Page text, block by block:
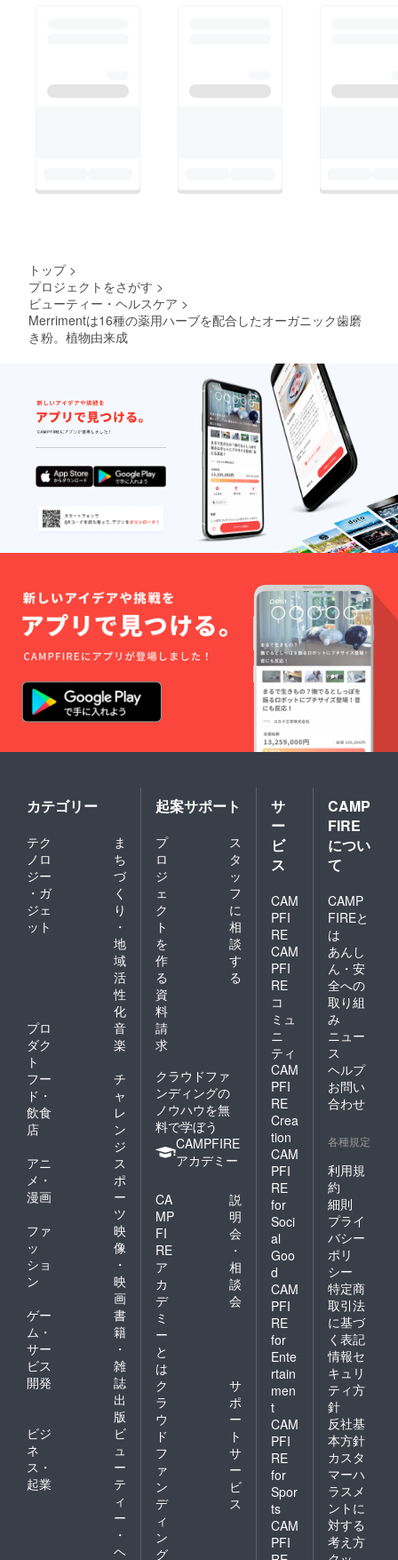
トップ >
プロジェクトをさがす >
ビューティー・ヘルスケア >
Merrimentは16種の薬用ハーブを配合したオーガニック歯磨
き粉。植物由来成
カテゴリー
テク
ノロ
ジー
・ガ
ジェ
ット
ま
ち
づ
く
り
・
地
域
活
性
化
プロ
ダク
ト
音
楽
フー
ド・
飲食
店
チ
ャ
レ
ン
ジ
アニ
メ・
漫画
ス
ポ
ー
ツ
ファ
ッ
ショ
ン
映
像
・
映
画
ゲー
ム・
サー
ビス
開発
書
籍
・
雑
誌
出
版
ビジ
ネ
ス・
起業
ビ
ュ
ー
テ
ィ
ー
・
ヘ
起案サポート
プ
ロ
ジ
ェ
ク
ト
を
作
る
ス
タ
ッ
フ
に
相
談
す
る
資
料
請
求
クラウドファ
ンディングの
ノウハウを無
料で学ぼう
CAMPFIRE
アカデミー
CA
MP
FI
RE
ア
カ
デ
ミ
ー
と
は
説
明
会
・
相
談
会
ク
ラ
ウ
ド
フ
ァ
ン
デ
ィ
ン
グ
サ
ポ
ー
ト
サ
ー
ビ
ス
サ
ー
ビ
ス
CAM
PFI
RE
CAM
PFI
RE
コ
ミュ
ニ
ティ
CAM
PFI
RE
Crea
tion
CAM
PFI
RE
for
Soci
al
Goo
d
CAM
PFI
RE
for
Ente
rtain
men
t
CAM
PFI
RE
for
Spor
ts
CAM
PFI
CAMP
FIRE
につい
て
CAMP
FIREと
は
あんし
ん・安
全への
取り組
み
ニュー
ス
ヘルプ
お問い
合わせ
各種規定
利用規
約
細則
プライ
バシー
ポリ
シー
特定商
取引法
に基づ
く表記
情報セ
キュリ
ティ方
針
反社基
本方針
カスタ
マーハ
ラスメ
ントに
対する
考え方